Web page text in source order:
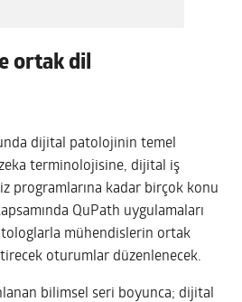
ortak dil
dijital patolojinin temel
terminolojisine, dijital iş
programlarına kadar birçok konu
QuPath uygulamaları
mühendislerin ortak
oturumlar düzenlenecek.
bilimsel seri boyunca; dijital